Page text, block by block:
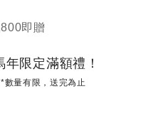
即贈
限定滿額禮！
數量有限，送完為止